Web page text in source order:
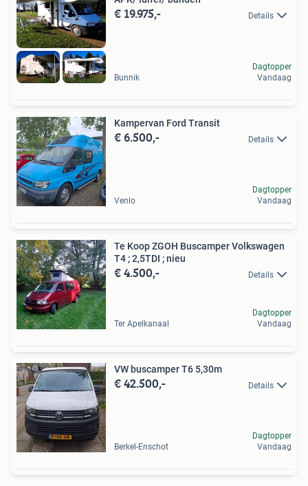
€ 19.975,- Details
Bunnik
Dagtopper
Vandaag
Kampervan Ford Transit
€ 6.500,- Details
Venlo
Dagtopper
Vandaag
Te Koop ZGOH Buscamper Volkswagen
T4 ; 2,5TDI ; nieu
€ 4.500,- Details
Ter Apelkanaal
Dagtopper
Vandaag
VW buscamper T6 5,30m
€ 42.500,- Details
Berkel-Enschot
Dagtopper
Vandaag